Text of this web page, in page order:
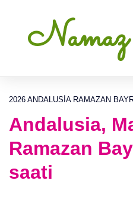
2026 ANDALUSIA RAMAZAN
Andalusia,
Ramazan
saati